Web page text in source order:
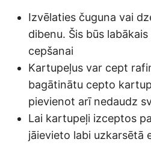
Izvēlaties čuguna vai
dibenu. Šis būs
cepšanai
Kartupeļus var cept
bagātinātu cepto
pievienot arī nedaudz
Lai kartupeļi izceptos
jāievieto labi uzkarsētā